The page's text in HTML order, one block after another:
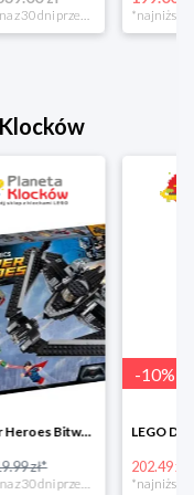
LEGO Super Heroes Bitwa powietrzna w super cenie
zł*
-10%
202.49 zł